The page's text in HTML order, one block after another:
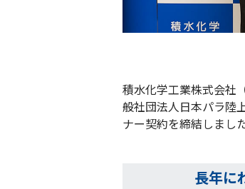
積水化学工業株式会社
般社団法人日本パラ陸
ナー契約を締結しました
長年に